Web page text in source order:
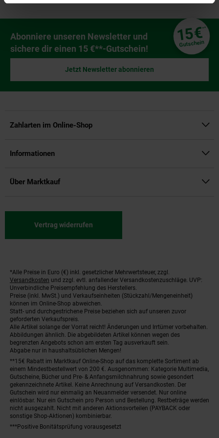
Newsletter Anmeldung
Abonniere unseren Newsletter und
sichere dir einen 15 €**-Gutschein!
15€**
Gutschein
Jetzt Newsletter abonnieren
Zahlarten im Online-Shop
Informationen
Über Marktkauf
Vertrag widerrufen
Fußnoten
*Alle Preise in Euro (€) inkl. gesetzlicher Mehrwertsteuer, zzgl.
Versandkosten und zzgl. evtl. anfallender Versandkostenzuschläge. UVP:
Unverbindliche Preisempfehlung des Herstellers.
Preise (inkl. MwSt.) und Verkaufseinheiten (Stückzahl/Mengeneinheit)
können im Online-Shop abweichen.
Statt- und durchgestrichene Preise beziehen sich auf unseren zuvor
geforderten Verkaufspreis.
Alle Artikel solange der Vorrat reicht! Änderungen und Irrtümer vorbehalten.
Abbildungen ähnlich. Die abgebildeten Artikel können wegen des
begrenzten Angebots schon am ersten Tag ausverkauft sein.
Abgabe nur in haushaltsüblichen Mengen!
**15€ Rabatt im Marktkauf Online-Shop auf das komplette Sortiment ab
einem Mindestbestellwert von 200 €. Ausgenommen: Kategorie Multimedia,
Gutscheine, Bücher und Pre- & Anfangsmilchnahrung sowie gesondert
gekennzeichnete Artikel. Keine Anrechnung auf Versandkosten. Der
Gutschein wird nur einmalig an Neuanmelder versendet. Nur online
einlösbar. Nur ein Gutschein pro Person und Bestellung. Restbeträge werden
nicht ausgezahlt. Nicht mit anderen Aktionsvorteilen (PAYBACK oder
sonstige Shop-Aktionen) kombinierbar.
***Positive Bonitätsprüfung vorausgesetzt